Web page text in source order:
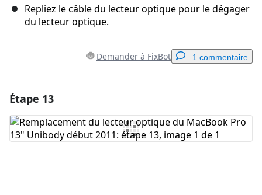
Repliez le câble du lecteur optique pour le dégager
du lecteur optique.
Demander à FixBot 1 commentaire
Ajouter un commentaire
Étape 13